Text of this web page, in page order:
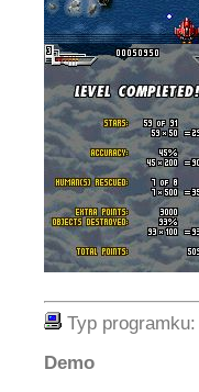
Typ programku:
Demo